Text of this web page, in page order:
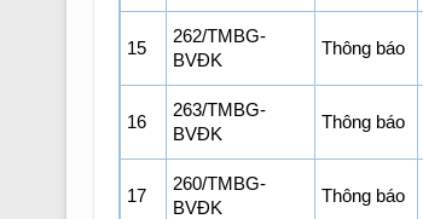
15
262/TMBG-
BVĐK
Thông báo
16
263/TMBG-
BVĐK
Thông báo
17
260/TMBG-
BVĐK
Thông báo